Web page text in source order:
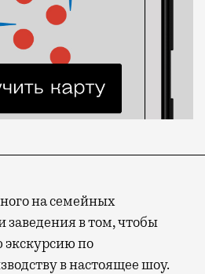
на семейных
заведения в том, чтобы
по
в настоящее шоу.